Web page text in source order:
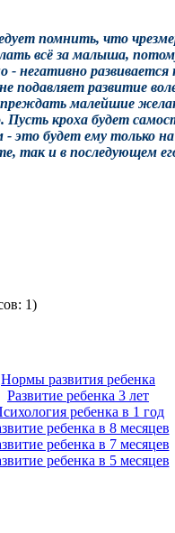
помнить, что
всё за малыша,
- негативно развивается
подавляет развитие
малейшие
кроха будет
это будет ему только на
так и в последующем
1)
Нормы развития ребенка
Развитие ребенка 3 лет
ребенка в 1 год
ребенка в 8 месяцев
ребенка в 7 месяцев
ребенка в 5 месяцев